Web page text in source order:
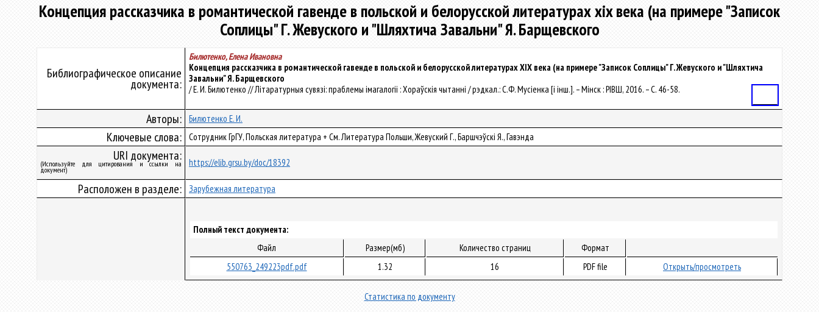
Концепция рассказчика в романтической гавенде в польской и белорусской литературах xix века (на примере "Записок
Соплицы" Г. Жевуского и "Шляхтича Завальни" Я. Барщевского
Библиографическое описание
документа:
Билютенко, Елена Ивановна
Концепция рассказчика в романтической гавенде в польской и белорусской литературах XIX века (на примере "Записок Соплицы" Г. Жевуского и "Шляхтича
Завальни" Я. Барщевского
/ Е. И. Билютенко // Літаратурныя сувязі: праблемы імагалогіі : Хораўскія чытанні / рэдкал.: С.Ф. Мусіенка [і інш.]. – Мінск : РІВШ, 2016. – С. 46-58.
Авторы: Билютенко Е. И.
Ключевые слова: Сотрудник ГрГУ, Польская литература + См. Литература Польши, Жевуский Г., Баршчэўскі Я., Гавэнда
URI документа:
(Используйте для цитирования и ссылки на
документ)
https://elib.grsu.by/doc/18392
Расположен в разделе: Зарубежная литература
Полный текст документа:
Файл
Размер(мб) Количество страниц
Формат
550763_249223pdf.pdf
1.32 16 PDF file Открыть/просмотреть
Статистика по документу